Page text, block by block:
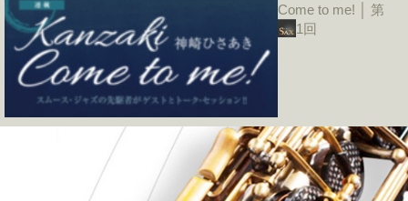
Come to me! │ 第
1回